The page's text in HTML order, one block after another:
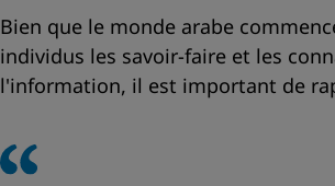
Bien que le monde arabe
individus les savoir-faire et les
l'information, il est important de